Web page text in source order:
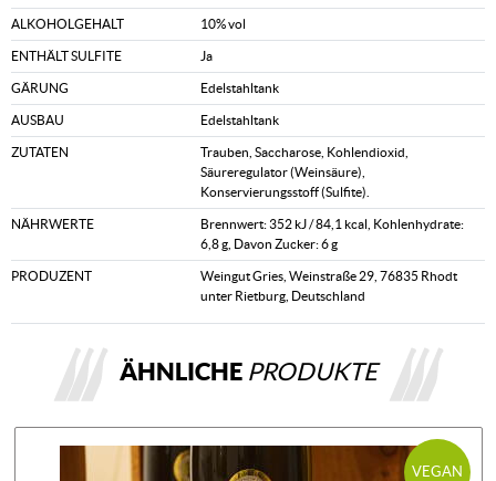
ALKOHOLGEHALT 10% vol
ENTHÄLT SULFITE Ja
GÄRUNG Edelstahltank
AUSBAU Edelstahltank
ZUTATEN
Trauben, Saccharose, Kohlendioxid,
Säureregulator (Weinsäure),
Konservierungsstoff (Sulfite).
NÄHRWERTE
Brennwert: 352 kJ / 84,1 kcal, Kohlenhydrate:
6,8 g, Davon Zucker: 6 g
PRODUZENT
Weingut Gries, Weinstraße 29, 76835 Rhodt
unter Rietburg, Deutschland
ÄHNLICHE PRODUKTE
VEGAN